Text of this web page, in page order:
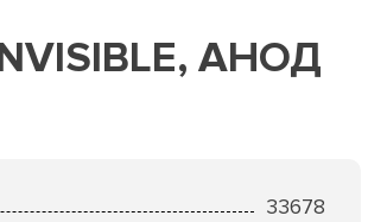
АНОД
33678